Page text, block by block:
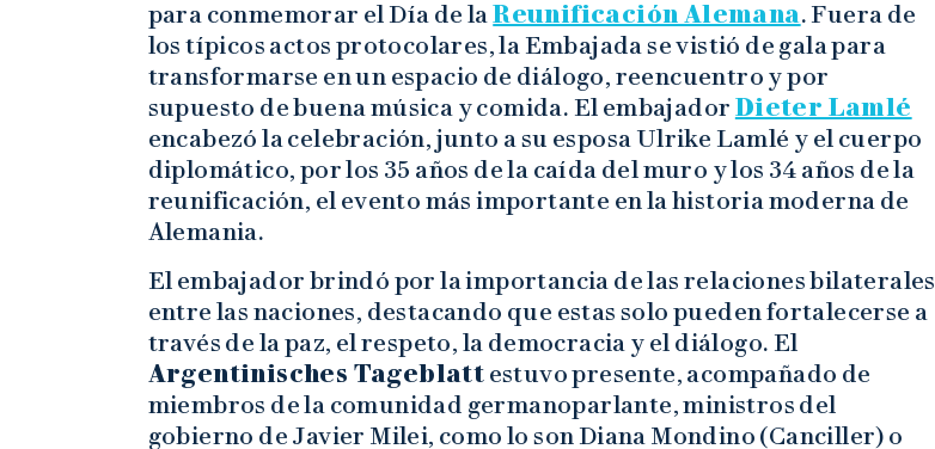
para conmemorar el Día de laReunificación Alemana. Fuera de
los típicos actos protocolares, la Embajada se vistió de gala para
transformarse en un espacio de diálogo, reencuentro y por
supuesto de buena música y comida. El embajador Dieter Lamlé
encabezó la celebración, junto a su esposa Ulrike Lamlé y el cuerpo
diplomático, por los 35 años de la caída del muro y los 34 años de la
reunificación, el evento más importante en la historia moderna de
Alemania.
El embajador brindó por la importancia de las relaciones bilaterales
entre las naciones, destacando que estas solo pueden fortalecerse a
través de la paz, el respeto, la democracia y el diálogo. El
Argentinisches Tageblatt estuvo presente, acompañado de
miembros de la comunidad germanoparlante, ministros del
gobierno de Javier Milei, como lo son Diana Mondino (Canciller) o